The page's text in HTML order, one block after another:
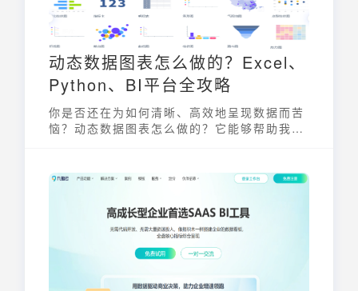
动态数据图表怎么做的？Excel、
Python、BI平台全攻略
你是否还在为如何清晰、高效地呈现数据而苦
恼？动态数据图表怎么做的？它能够帮助我们
的，并提供 Excel、Python 以及 BI 平台的